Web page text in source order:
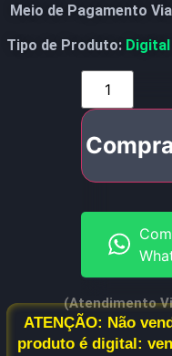
Meio de Pagamento Via
Tipo de Produto: Digital
(Atendimento
ATENÇÃO: Não
produto é digital: